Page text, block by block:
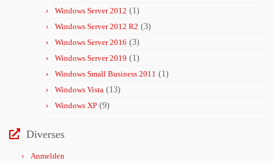
Windows Server 2012 (1)
Windows Server 2012 R2 (3)
Windows Server 2016 (3)
Windows Server 2019 (1)
Windows Small Business 2011 (1)
Windows Vista (13)
Windows XP (9)
Diverses
Anmelden